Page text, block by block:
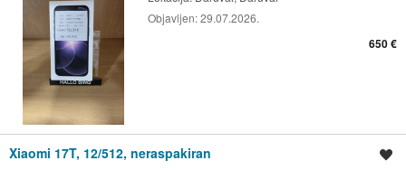
Objavljen:29.07.2026.
650 €
Xiaomi 17T, 12/512, neraspakiran